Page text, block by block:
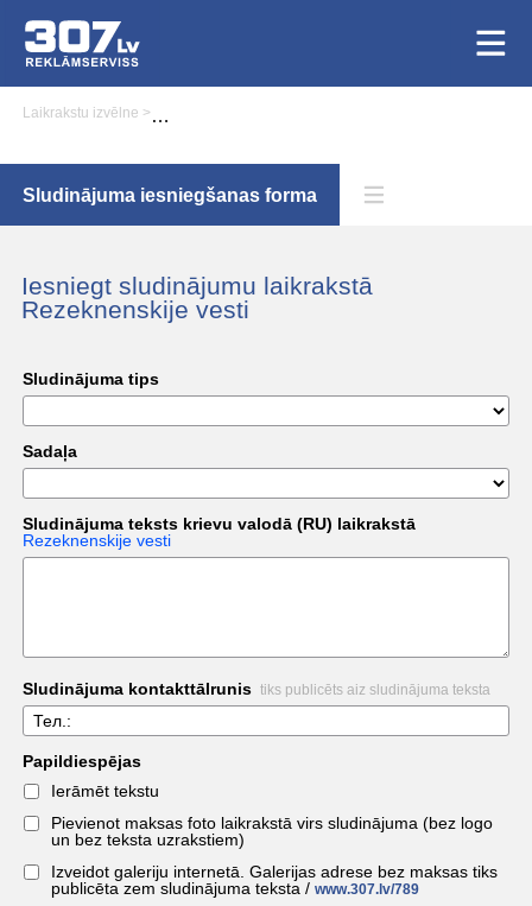
Laikrakstu izvēlne >
Sludinājuma iesniegšanas forma
Iesniegt sludinājumu laikrakstā
Rezeknenskije vesti
Sludinājuma tips
Sadaļa
Sludinājuma teksts krievu valodā (RU) laikrakstā
Rezeknenskije vesti
Sludinājuma kontakttālrunis tiks publicēts aiz sludinājuma teksta
Тел.:
Papildiespējas
Ierāmēt tekstu
Pievienot maksas foto laikrakstā virs sludinājuma (bez logo
un bez teksta uzrakstiem)
Izveidot galeriju internetā. Galerijas adrese bez maksas tiks
publicēta zem sludinājuma teksta / www.307.lv/789